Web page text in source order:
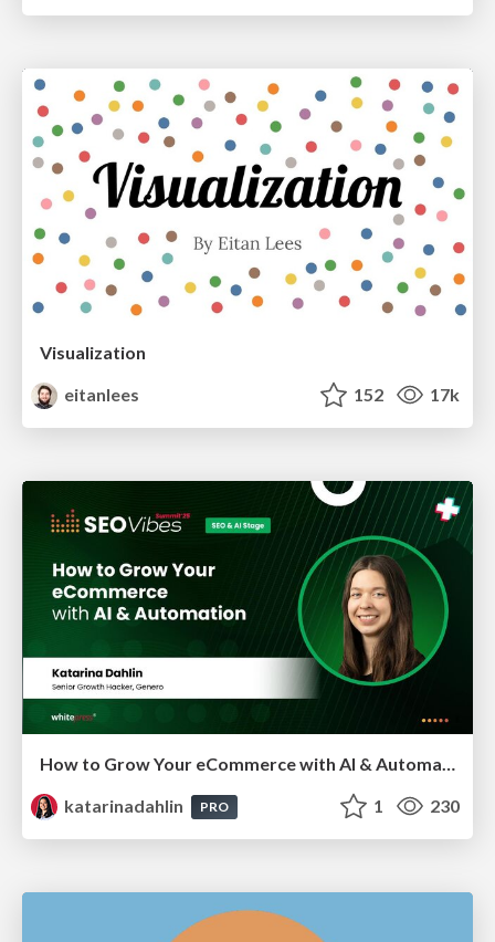
Visualization
eitanlees
152 17k
How to Grow Your eCommerce with AI & Automation
katarinadahlin
PRO 1 230